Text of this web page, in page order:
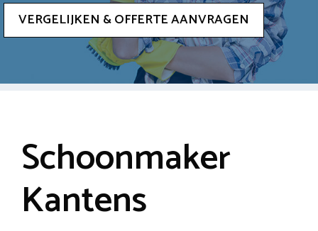
VERGELIJKEN & OFFERTE AANVRAGEN
Schoonmaker
Kantens